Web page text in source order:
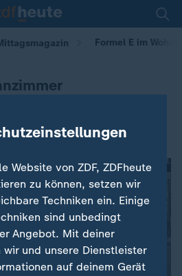
Formel E im
Website von ZDF, ZDFheute
zu können, setzen wir
Techniken ein. Einige
sind unbedingt
Angebot. Mit deiner
und unsere Dienstleister
auf deinem Gerät